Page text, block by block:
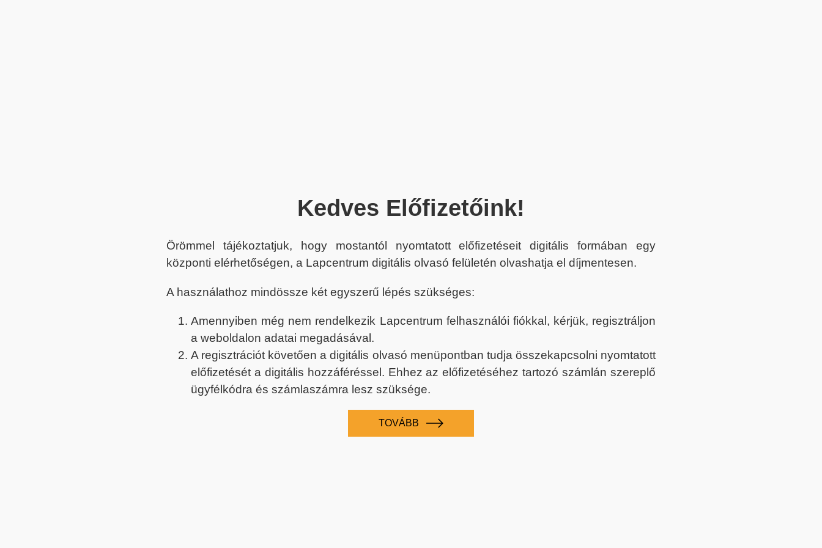
Kedves Előfizetőink!
Örömmel tájékoztatjuk, hogy mostantól nyomtatott előfizetéseit digitális formában egy
központi elérhetőségen, a Lapcentrum digitális olvasó felületén olvashatja el díjmentesen.
A használathoz mindössze két egyszerű lépés szükséges:
Amennyiben még nem rendelkezik Lapcentrum felhasználói fiókkal, kérjük, regisztráljon
a weboldalon adatai megadásával.
A regisztrációt követően a digitális olvasó menüpontban tudja összekapcsolni nyomtatott
előfizetését a digitális hozzáféréssel. Ehhez az előfizetéséhez tartozó számlán szereplő
ügyfélkódra és számlaszámra lesz szüksége.
TOVÁBB